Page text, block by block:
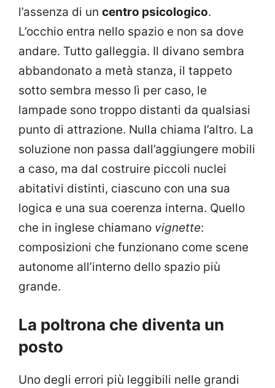
l’assenza di un centro psicologico.
L’occhio entra nello spazio e non sa dove
andare. Tutto galleggia. Il divano sembra
abbandonato a metà stanza, il tappeto
sotto sembra messo lì per caso, le
lampade sono troppo distanti da qualsiasi
punto di attrazione. Nulla chiama l’altro. La
soluzione non passa dall’aggiungere mobili
a caso, ma dal costruire piccoli nuclei
abitativi distinti, ciascuno con una sua
logica e una sua coerenza interna. Quello
che in inglese chiamano vignette:
composizioni che funzionano come scene
autonome all’interno dello spazio più
grande.
La poltrona che diventa un
posto
Uno degli errori più leggibili nelle grandi